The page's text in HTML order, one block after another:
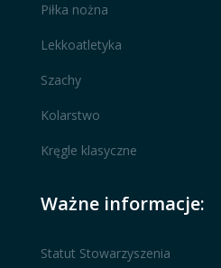
Piłka nożna
Lekkoatletyka
Szachy
Kolarstwo
Kręgle klasyczne
Ważne informacje:
Statut Stowarzyszenia